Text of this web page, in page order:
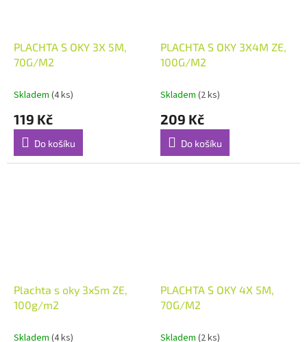
PLACHTA S OKY 3X 5M,
70G/M2
Skladem (4 ks)
119 Kč
Do košíku
PLACHTA S OKY 3X4M ZE,
100G/M2
Skladem (2 ks)
209 Kč
Do košíku
Plachta s oky 3x5m ZE,
100g/m2
Skladem (4 ks)
PLACHTA S OKY 4X 5M,
70G/M2
Skladem (2 ks)